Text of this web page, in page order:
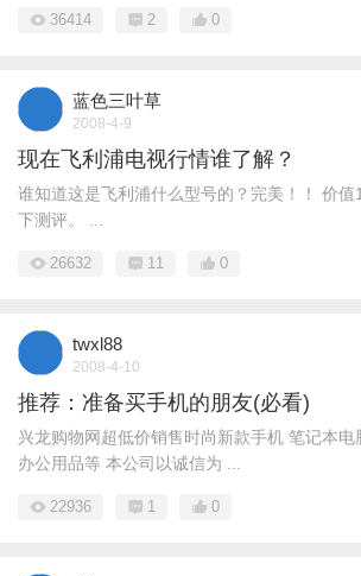
36414 2 0
蓝色三叶草
2008-4-9
现在飞利浦电视行情谁了解？
谁知道这是飞利浦什么型号的？完美！！ 价值
下测评。 ...
26632 11 0
twxl88
2008-4-10
推荐：准备买手机的朋友(必看)
兴龙购物网超低价销售时尚新款手机 笔记本
办公用品等 本公司以诚信为 ...
22936 1 0